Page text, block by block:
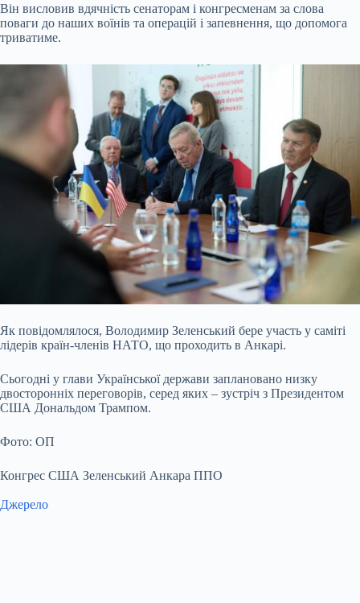
Він висловив вдячність сенаторам і конгресменам за слова
поваги до наших воїнів та операцій і запевнення, що допомога
триватиме.
Як повідомлялося, Володимир Зеленський бере участь у саміті
лідерів країн-членів НАТО, що проходить в Анкарі.
Сьогодні у глави Української держави заплановано низку
двосторонніх переговорів, серед яких – зустріч з Президентом
США Дональдом Трампом.
Фото: ОП
Конгрес США Зеленський Анкара ППО
Джерело